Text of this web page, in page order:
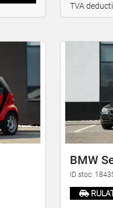
TVA
BMW
ID stoc: